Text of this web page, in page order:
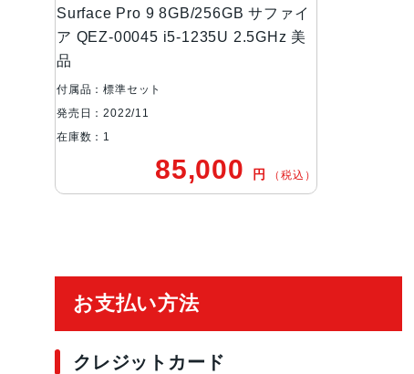
Surface Pro 9 8GB/256GB サファイ
ア QEZ-00045 i5-1235U 2.5GHz 美
品
付属品：標準セット
発売日：2022/11
在庫数：1
85,000 円 （税込）
お支払い方法
クレジットカード